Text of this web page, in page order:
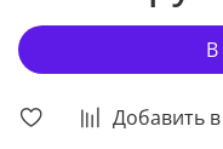
Добавить
В